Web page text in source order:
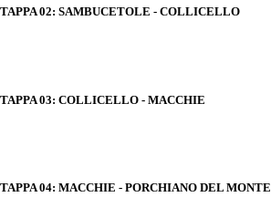
TAPPA 02: SAMBUCETOLE - COLLICELLO
TAPPA 03: COLLICELLO - MACCHIE
TAPPA 04: MACCHIE - PORCHIANO DEL MONTE